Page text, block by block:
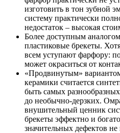
изготовить в тон зубной
систему практически
недостаток – высокая
Более доступным
пластиковые брекеты.
всем уступают фарфору:
может окраситься от
«Продвинутым»
керамики считается
быть самых
до необычно-дерзких.
внушительный ценник
брекеты эффектно и
значительных дефектов